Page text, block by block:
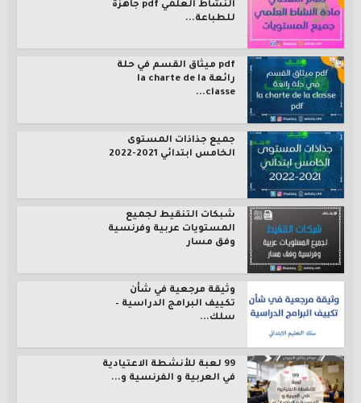
النشاط العلمي pdf جاهزة
للطباعة...
pdf ميثاق القسم في حلة
رائعة la charte de la
classe...
جميع جذاذات المستوى
الخامس ابتدائي 2021-2022
شبكات التنقيط لجميع
المستويات عربية وفرنسية
وفق مسار
وثيقة مرجعية في شأن
تكييف البرامج الدراسية –
سلك...
99 لعبة للأنشطة الاعتيادية
في العربية و الفرنسية و...